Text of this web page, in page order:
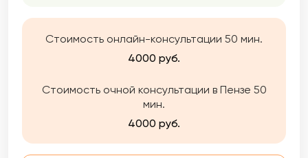
способен помочь.
Работаю с конкретными ситуациями и
вопросам психологического здоровья
стресс); утрата смыслов жизни, выбор
жизненного пути, трудности принятия
решения, вопросы самооценки, возрастные
Стоимость онлайн-консультации 50 мин.
4000 руб.
Стоимость очной консультации в Пензе 50
мин.
4000 руб.